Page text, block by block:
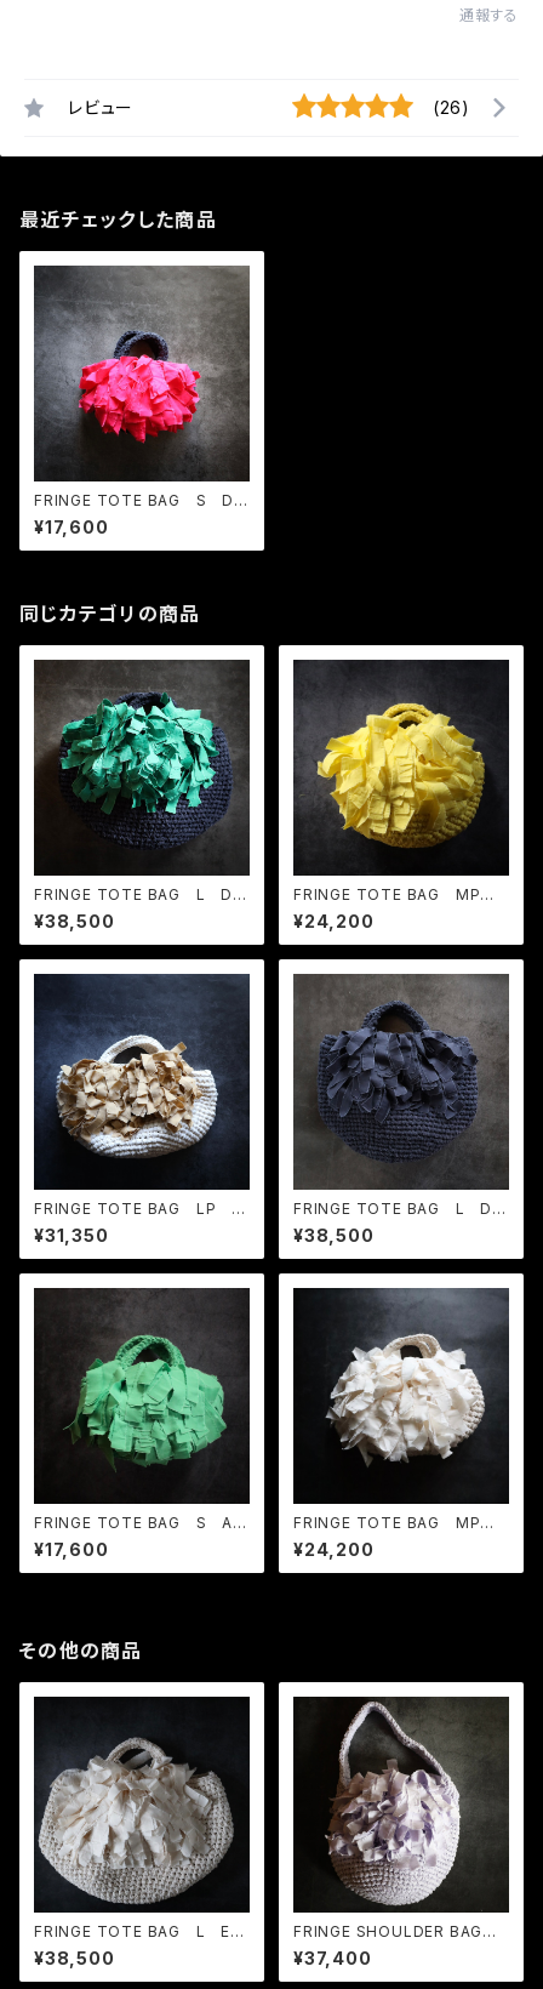
通報する
レビュー (26)
最近チェックした商品
FRINGE TOTE BAG S Dar
k Navy × Raspberry Rose
¥17,600
同じカテゴリの商品
FRINGE TOTE BAG L Dar
k Navy × Green
¥38,500
FRINGE TOTE BAG MP L
emon
¥24,200
FRINGE TOTE BAG LP E
cru × Biscuit
¥31,350
FRINGE TOTE BAG L Dar
k Navy
¥38,500
FRINGE TOTE BAG S Ap
ple Green
¥17,600
FRINGE TOTE BAG MP E
cru
¥24,200
その他の商品
FRINGE TOTE BAG L Ecr
u
¥38,500
FRINGE SHOULDER BAG
M Lavender
¥37,400